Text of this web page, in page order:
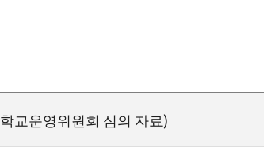
교운영위원회 심의 자료)